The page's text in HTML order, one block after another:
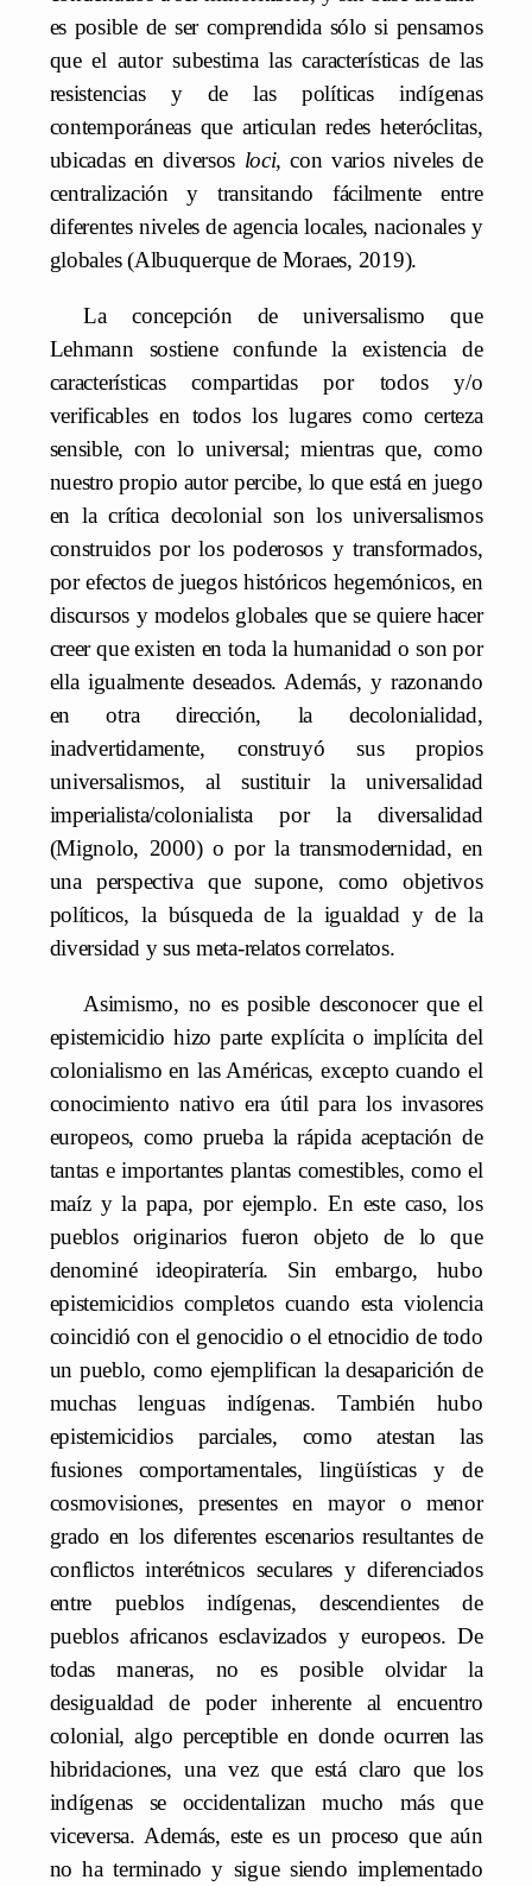
es posible de ser comprendida sólo si pensamos
que el autor subestima las características de las
resistencias y de las políticas indígenas
contemporáneas que articulan redes heteróclitas,
ubicadas en diversos loci, con varios niveles de
centralización y transitando fácilmente entre
diferentes niveles de agencia locales, nacionales y
globales (Albuquerque de Moraes, 2019).
La concepción de universalismo que
Lehmann sostiene confunde la existencia de
características compartidas por todos y/o
verificables en todos los lugares como certeza
sensible, con lo universal; mientras que, como
nuestro propio autor percibe, lo que está en juego
en la crítica decolonial son los universalismos
construidos por los poderosos y transformados,
por efectos de juegos históricos hegemónicos, en
discursos y modelos globales que se quiere hacer
creer que existen en toda la humanidad o son por
ella igualmente deseados. Además, y razonando
en otra dirección, la decolonialidad,
inadvertidamente, construyó sus propios
universalismos, al sustituir la universalidad
imperialista/colonialista por la diversalidad
(Mignolo, 2000) o por la transmodernidad, en
una perspectiva que supone, como objetivos
políticos, la búsqueda de la igualdad y de la
diversidad y sus meta-relatos correlatos.
Asimismo, no es posible desconocer que el
epistemicidio hizo parte explícita o implícita del
colonialismo en las Américas, excepto cuando el
conocimiento nativo era útil para los invasores
europeos, como prueba la rápida aceptación de
tantas e importantes plantas comestibles, como el
maíz y la papa, por ejemplo. En este caso, los
pueblos originarios fueron objeto de lo que
denominé ideopiratería. Sin embargo, hubo
epistemicidios completos cuando esta violencia
coincidió con el genocidio o el etnocidio de todo
un pueblo, como ejemplifican la desaparición de
muchas lenguas indígenas. También hubo
epistemicidios parciales, como atestan las
fusiones comportamentales, lingüísticas y de
cosmovisiones, presentes en mayor o menor
grado en los diferentes escenarios resultantes de
conflictos interétnicos seculares y diferenciados
entre pueblos indígenas, descendientes de
pueblos africanos esclavizados y europeos. De
todas maneras, no es posible olvidar la
desigualdad de poder inherente al encuentro
colonial, algo perceptible en donde ocurren las
hibridaciones, una vez que está claro que los
indígenas se occidentalizan mucho más que
viceversa. Además, este es un proceso que aún
no ha terminado y sigue siendo implementado